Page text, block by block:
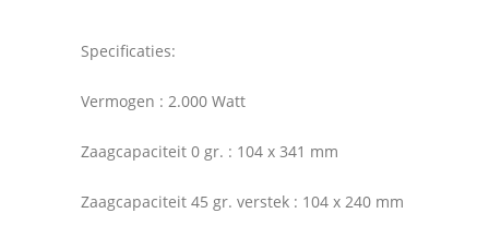
Specificaties:
Vermogen : 2.000 Watt
Zaagcapaciteit 0 gr. : 104 x 341 mm
Zaagcapaciteit 45 gr. verstek : 104 x 240 mm